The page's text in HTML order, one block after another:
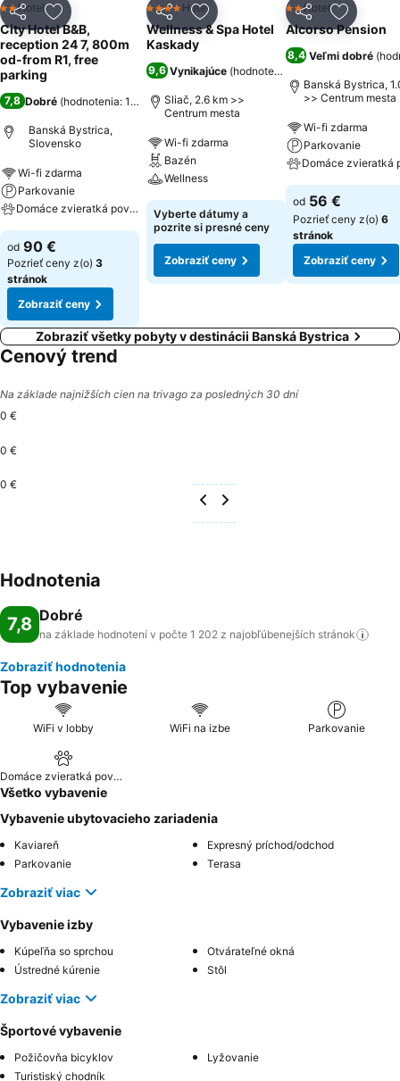
ZdieľaťPridať do obľúbených
2 Počet hviezdičiek
Hotel
City Hotel B&B,
reception 24 7, 800m
od-from R1, free
parking
7,8 Dobré (hodnotenia: 1 202)
Banská Bystrica,
Slovensko
Wi-fi zdarma
Parkovanie
Domáce zvieratká povolené
od 90 €
Pozrieť ceny z(o) 3
stránok
Zobraziť ceny
ZdieľaťPridať do obľúbených
4 Počet hviezdičiek
Hotel
Wellness & Spa Hotel
Kaskady
9,6 Vynikajúce (hodnotenia: 4 432
Sliač, 2.6 km >>
Centrum mesta
Wi-fi zdarma
Bazén
Wellness
Vyberte dátumy a
pozrite si presné ceny
Zobraziť ceny
ZdieľaťPridať
2 Počet hviezdičiek
Hotel
Alcorso Pension
8,4 Veľmi dobré (
Banská Bystrica,
>> Centrum mesta
Wi-fi zdarma
Parkovanie
Domáce zvieratká
od 56 €
Pozrieť ceny z(o) 6
stránok
Zobraziť ceny
Zobraziť všetky pobyty v destinácii Banská Bystrica
Cenový trend
Na základe najnižších cien na trivago za posledných 30 dní
0 €
0 €
0 €
Hodnotenia
7,8 Dobré
na základe hodnotení v počte 1 202 z najobľúbenejších stránok
Zobraziť hodnotenia
Top vybavenie
WiFi v lobby WiFi na izbe Parkovanie
Domáce zvieratká povolené
Všetko vybavenie
Vybavenie ubytovacieho zariadenia
Kaviareň
Expresný príchod/odchod
Parkovanie
Terasa
Zobraziť viac
Vybavenie izby
Kúpeľňa so sprchou
Otvárateľné okná
Ústredné kúrenie
Stôl
Zobraziť viac
Športové vybavenie
Požičovňa bicyklov
Lyžovanie
Turistiský chodník